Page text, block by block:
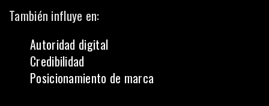
También influye en:
Autoridad digital
Credibilidad
Posicionamiento de marca